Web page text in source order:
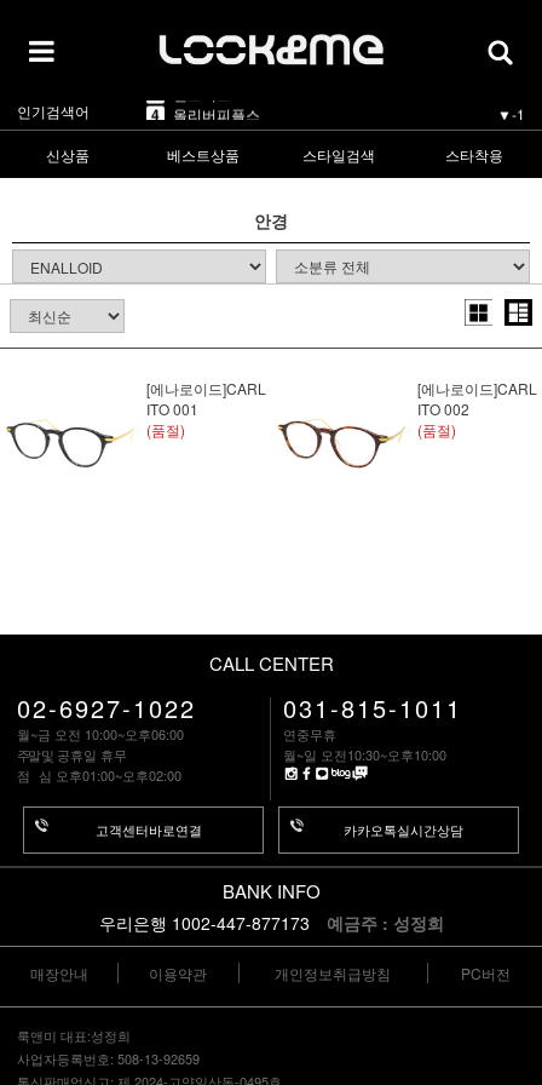
인기검색어
5
1 라피스센시블레 ▲5
마스카 ▲3
4 올리버피플스 ▼-1
5 카렌워커 ▼-1
라피스센시블레
신상품 베스트상품 스타일검색 스타착용
안경
[에나로이드]CARL
ITO 001
(품절)
[에나로이드]CARL
ITO 002
(품절)
CALL CENTER
02-6927-1022
월~금 오전 10:00~오후06:00
주말및 공휴일 휴무
점 심 오후01:00~오후02:00
고객센터바로연결
031-815-1011
연중무휴
월~일 오전10:30~오후10:00
카카오톡실시간상담
BANK INFO
우리은행 1002-447-877173 예금주 : 성정희
매장안내 이용약관 개인정보취급방침 PC버전
룩앤미 대표:성정희
사업자등록번호: 508-13-92659